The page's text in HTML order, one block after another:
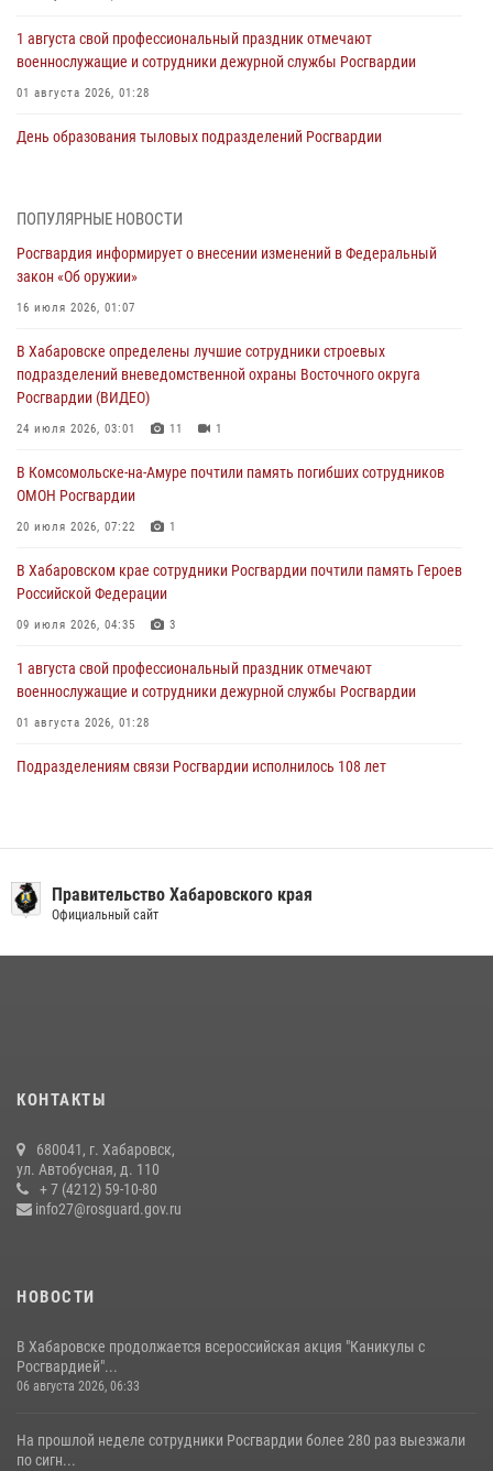
1 августа свой профессиональный праздник отмечают
военнослужащие и сотрудники дежурной службы Росгвардии
01 августа 2026, 01:28
День образования тыловых подразделений Росгвардии
В Управлении Росгвардии по Хабаровскому краю состоялось
избирательного права
31 июля 2026, 03:26
женщине, потерявшей сознание во время массового мероприятия
29 июля 2026, 23:24
В Хабаровске продолжается акция «Каникулы с Росгвардией»
За прошедшую неделю в Хабаровском крае росгвардейцы провели
свыше 120 проверок условий хранения оружия
ПОПУЛЯРНЫЕ НОВОСТИ
Росгвардия информирует о внесении изменений в Федеральный
закон «Об оружии»
16 июля 2026, 01:07
В Хабаровске определены лучшие сотрудники строевых
подразделений вневедомственной охраны Восточного округа
Росгвардии (ВИДЕО)
24 июля 2026, 03:01 11 1
В Комсомольске-на-Амуре почтили память погибших сотрудников
ОМОН Росгвардии
20 июля 2026, 07:22 1
В Хабаровском крае сотрудники Росгвардии почтили память Героев
Российской Федерации
09 июля 2026, 04:35 3
1 августа свой профессиональный праздник отмечают
военнослужащие и сотрудники дежурной службы Росгвардии
01 августа 2026, 01:28
Подразделениям связи Росгвардии исполнилось 108 лет
13 июля 2026, 00:31
108 лет со дня рождения легендарного военачальника генерала
армии Ивана Кирилловича Яковлева
04 августа 2026, 23:41
Правительство Хабаровского края
Официальный сайт
КОНТАКТЫ
680041, г. Хабаровск,
ул. Автобусная, д. 110
+ 7 (4212) 59-10-80
info27@rosguard.gov.ru
НОВОСТИ
В Хабаровске продолжается всероссийская акция "Каникулы с
Росгвардией"...
06 августа 2026, 06:33
На прошлой неделе сотрудники Росгвардии более 280 раз выезжали
по сигн...